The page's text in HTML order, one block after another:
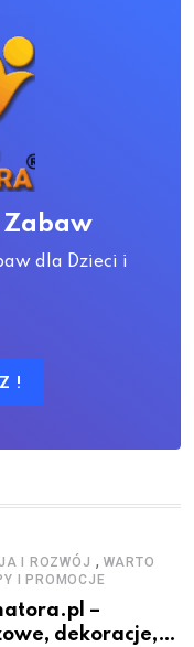
Zabaw
dla Dzieci i
!
I ROZWÓJ , WARTO
I PROMOCJE
–
dekoracje,